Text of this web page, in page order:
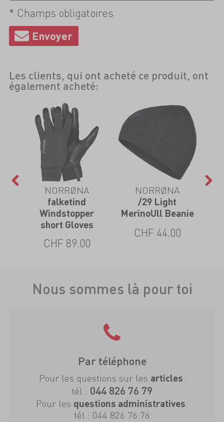
* Champs obligatoires
Les clients, qui ont acheté ce produit, ont
également acheté:
NORRØNA
falketind
Windstopper
short Gloves
CHF 89.00
NORRØNA
/29 Light
MerinoUll Beanie
CHF 44.00
Nous sommes là pour toi
Par téléphone
Pour les questions sur les articles:
tél.: 044 826 76 79
Pour les questions administratives:
tél.: 044 826 76 76